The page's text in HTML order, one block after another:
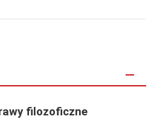
filozoficzne